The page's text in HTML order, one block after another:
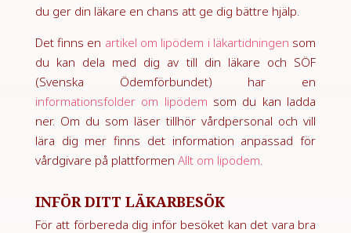
du ger din läkare en chans att ge dig bättre hjälp.
Det finns en artikel om lipödem i läkartidningen som
du kan dela med dig av till din läkare och SÖF
(Svenska Ödemförbundet) har en
informationsfolder om lipödem som du kan ladda
ner. Om du som läser tillhör vårdpersonal och vill
lära dig mer finns det information anpassad för
vårdgivare på plattformen Allt om lipödem
INFÖR DITT LÄKARBESÖK
För att förbereda dig inför besöket kan det vara bra